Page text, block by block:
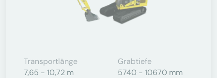
Transportlänge
7,65 - 10,72 m
Grabtiefe
5740 - 10670 mm